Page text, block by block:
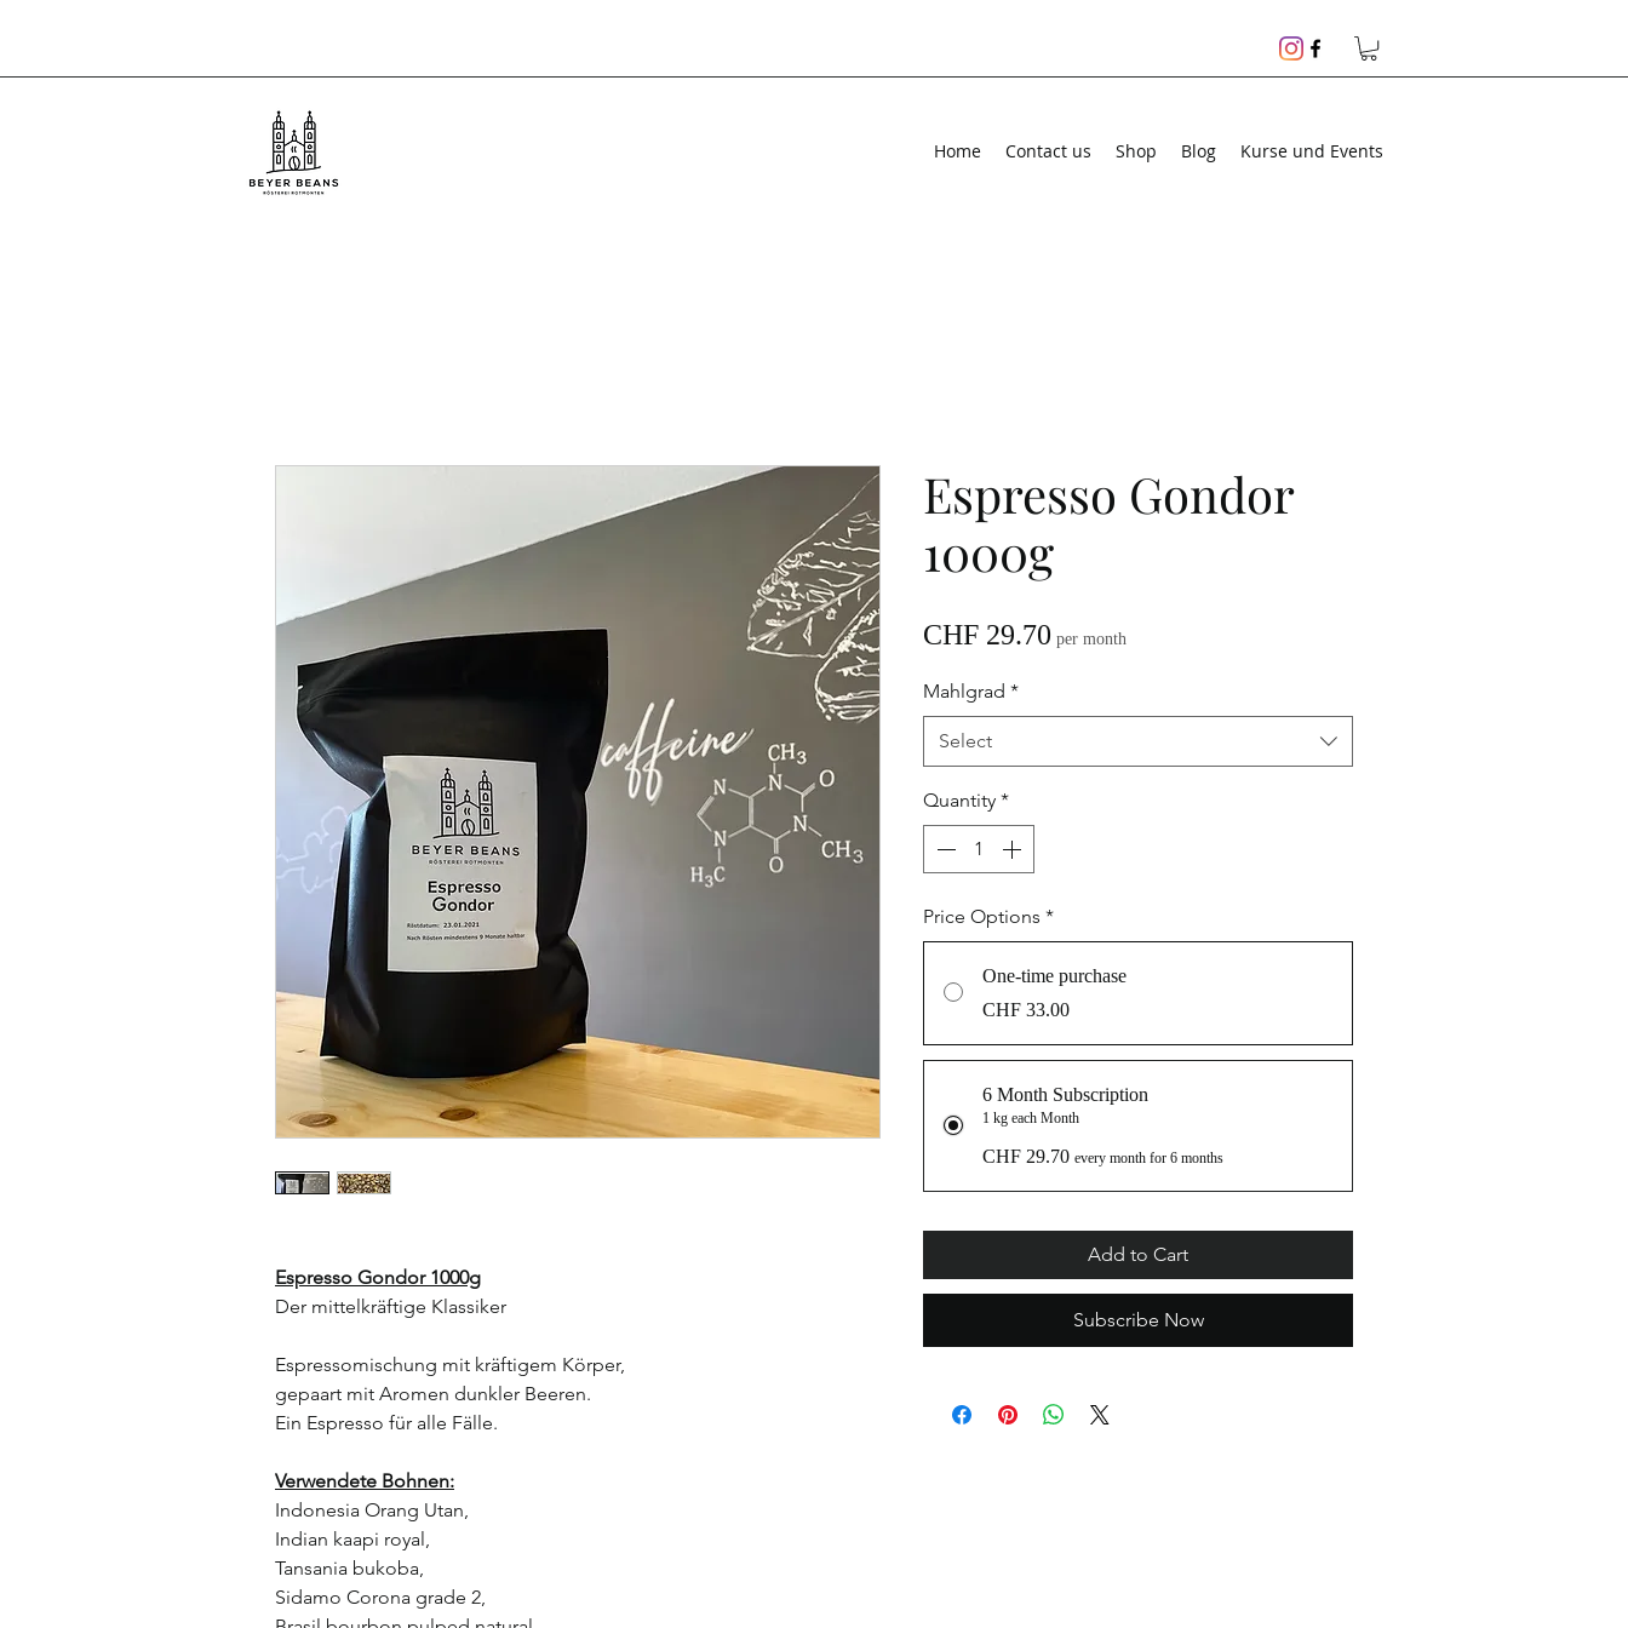
Home Contact us Shop Blog Kurse und Events
Espresso Gondor 1000g
Der mittelkräftige Klassiker
Espressomischung mit kräftigem Körper,
gepaart mit Aromen dunkler Beeren.
Ein Espresso für alle Fälle.
Verwendete Bohnen:
Indonesia Orang Utan,
Indian kaapi royal,
Tansania bukoba,
Sidamo Corona grade 2,
Espresso Gondor
1000g
CHF 29.70Price
per month
Mahlgrad *
Select
Quantity *
Price Options *
One-time purchase
CHF 33.00
6 Month Subscription
1 kg each Month
CHF 29.70 every month for 6 months
Add to Cart
Subscribe Now